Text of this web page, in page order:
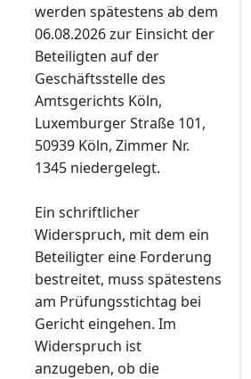
werden spätestens ab dem
06.08.2026 zur Einsicht der
Beteiligten auf der
Geschäftsstelle des
Amtsgerichts Köln,
Luxemburger Straße 101,
50939 Köln, Zimmer Nr.
1345 niedergelegt.
Ein schriftlicher
Widerspruch, mit dem ein
Beteiligter eine Forderung
bestreitet, muss spätestens
am Prüfungsstichtag bei
Gericht eingehen. Im
Widerspruch ist
anzugeben, ob die